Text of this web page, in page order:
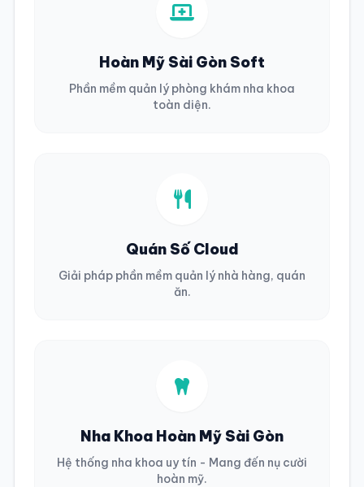
Hoàn Mỹ Sài Gòn Soft
Phần mềm quản lý phòng khám nha khoa
toàn diện.
Quán Số Cloud
Giải pháp phần mềm quản lý nhà hàng, quán
ăn.
Nha Khoa Hoàn Mỹ Sài Gòn
Hệ thống nha khoa uy tín - Mang đến nụ cười
hoàn mỹ.